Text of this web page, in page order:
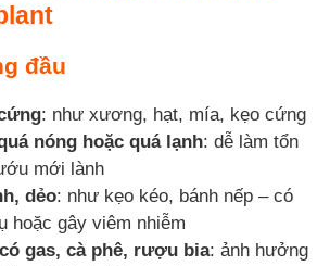
đầu
: như xương, hạt, mía, kẹo cứng
nóng hoặc quá lạnh: dễ làm tổn
mới lành
dẻo: như kẹo kéo, bánh nếp – có
hoặc gây viêm nhiễm
gas, cà phê, rượu bia: ảnh hưởng